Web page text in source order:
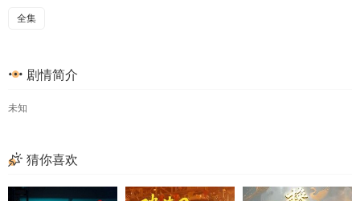
全集
剧情简介
未知
猜你喜欢